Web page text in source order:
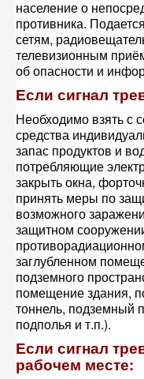
население о
противника.
сетям,
телевизионным
об опасности и
Если сигнал
Необходимо взять с
средства
запас продуктов и
потребляющие
закрыть окна,
принять меры по
возможного
защитном
заглубленном
подземного
помещение здания,
тоннель, подземный
подполья и т.п.).
Если сигнал
рабочем месте: